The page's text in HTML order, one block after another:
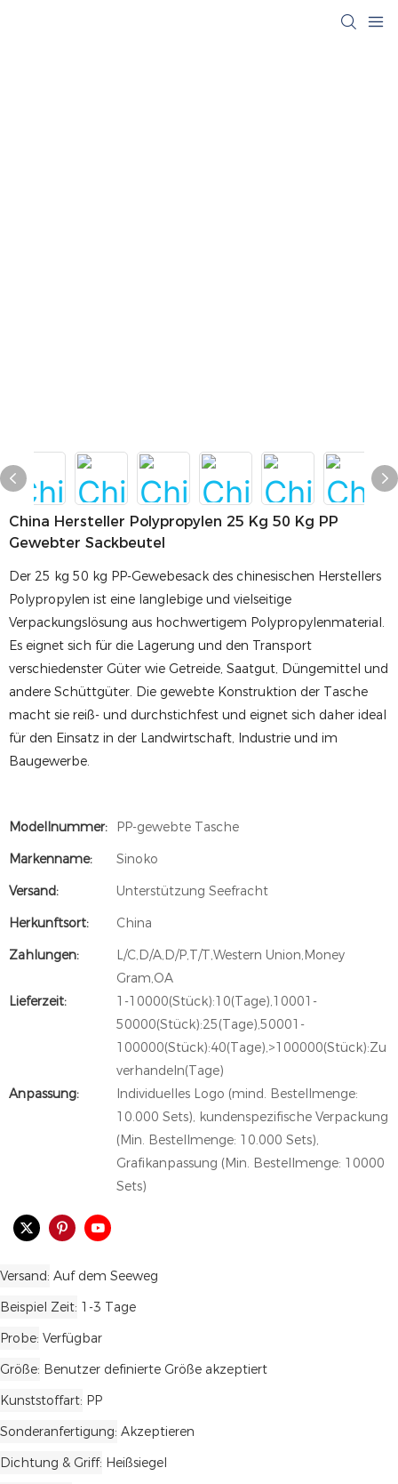
China Hersteller Polypropylen 25 Kg 50 Kg PP
Gewebter Sackbeutel
Der 25 kg 50 kg PP-Gewebesack des chinesischen Herstellers
Polypropylen ist eine langlebige und vielseitige
Verpackungslösung aus hochwertigem Polypropylenmaterial.
Es eignet sich für die Lagerung und den Transport
verschiedenster Güter wie Getreide, Saatgut, Düngemittel und
andere Schüttgüter. Die gewebte Konstruktion der Tasche
macht sie reiß- und durchstichfest und eignet sich daher ideal
für den Einsatz in der Landwirtschaft, Industrie und im
Baugewerbe.
Modellnummer:
PP-gewebte Tasche
Markenname:
Sinoko
Versand:
Unterstützung Seefracht
Herkunftsort:
China
Zahlungen:
L/C,D/A,D/P,T/T,Western Union,Money
Gram,OA
Lieferzeit:
1-10000(Stück):10(Tage),10001-
50000(Stück):25(Tage),50001-
100000(Stück):40(Tage),>100000(Stück):Zu
verhandeln(Tage)
Anpassung:
Individuelles Logo (mind. Bestellmenge:
10.000 Sets), kundenspezifische Verpackung
(Min. Bestellmenge: 10.000 Sets),
Grafikanpassung (Min. Bestellmenge: 10000
Sets)
Versand Auf dem Seeweg
Beispiel Zeit 1-3 Tage
Probe Verfügbar
Größe Benutzer definierte Größe akzeptiert
Kunststoffart PP
Sonderanfertigung Akzeptieren
Dichtung & Griff Heißsiegel